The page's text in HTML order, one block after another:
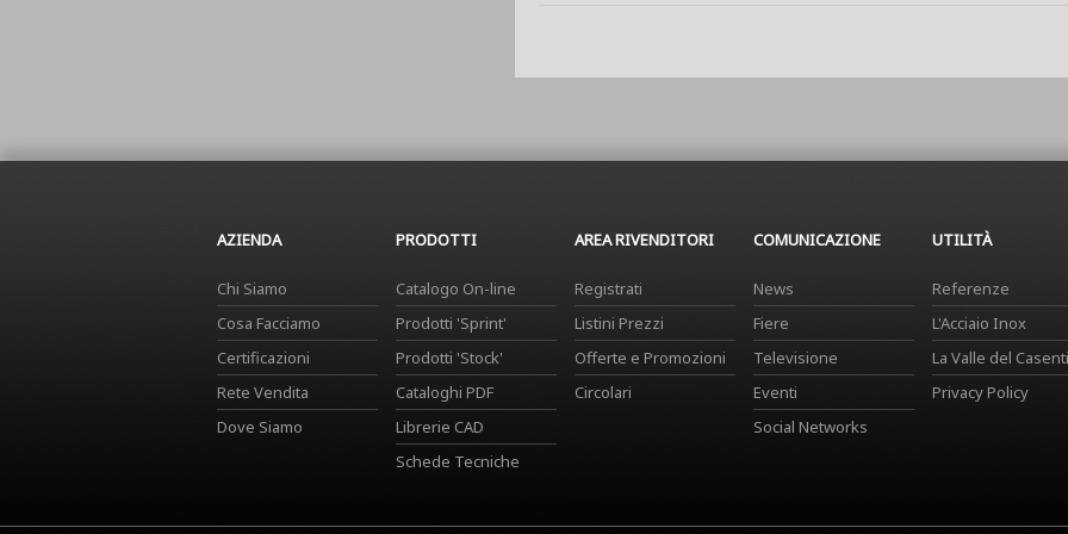
AZIENDA
Chi Siamo
Cosa Facciamo
Certificazioni
Rete Vendita
Dove Siamo
PRODOTTI
Catalogo On-line
Prodotti 'Sprint'
Prodotti 'Stock'
Cataloghi PDF
Librerie CAD
Schede Tecniche
AREA RIVENDITORI
Registrati
Listini Prezzi
Offerte e Promozioni
Circolari
COMUNICAZIONE
News
Fiere
Televisione
Eventi
Social Networks
UTILITÀ
Referenze
L'Acciaio Inox
La Valle del
Privacy Policy